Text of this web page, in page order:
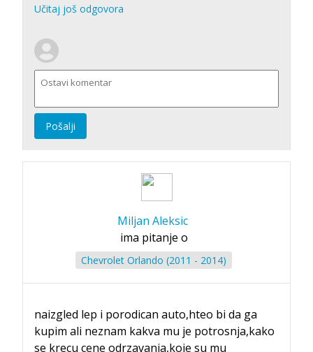
Učitaj još odgovora
Pošalji
Miljan Aleksic
ima pitanje o
Chevrolet Orlando (2011 - 2014)
naizgled lep i porodican auto,hteo bi da ga
kupim ali neznam kakva mu je potrosnja,kako
se krecu cene odrzavanja,koje su mu